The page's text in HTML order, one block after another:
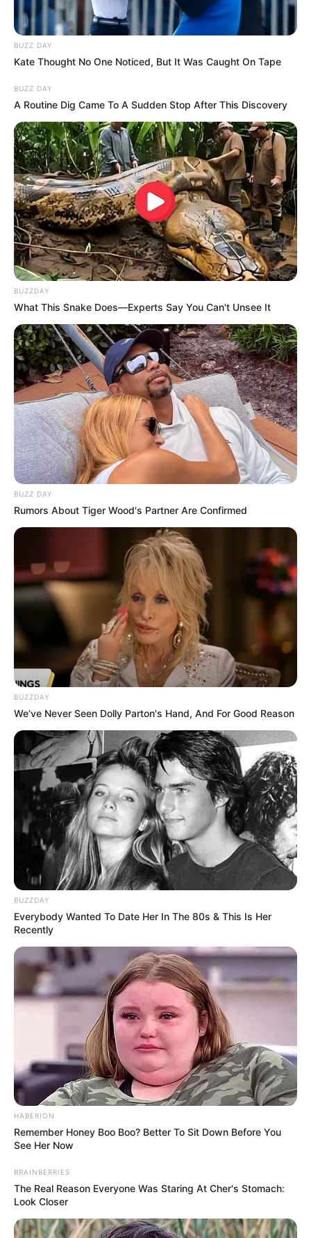
BUZZ DAY
Kate Thought No One Noticed, But It Was Caught On Tape
BUZZ DAY
A Routine Dig Came To A Sudden Stop After This Discovery
BUZZDAY
What This Snake Does—Experts Say You Can't Unsee It
BUZZ DAY
Rumors About Tiger Wood's Partner Are Confirmed
BUZZDAY
We’ve Never Seen Dolly Parton's Hand, And For Good Reason
BUZZDAY
Everybody Wanted To Date Her In The 80s & This Is Her
Recently
HABERION
Remember Honey Boo Boo? Better To Sit Down Before You
See Her Now
BRAINBERRIES
The Real Reason Everyone Was Staring At Cher's Stomach:
Look Closer